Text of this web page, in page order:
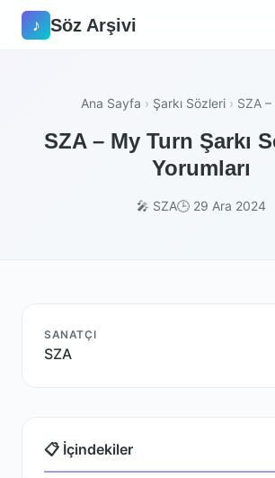
♪ Söz Arşivi
Ana Sayfa › Şarkı Sözleri › SZA
SZA – My Turn Şarkı
Yorumları
🎤 SZA🕒 29 Ara 2024
SANATÇI
SZA
📋 İçindekiler